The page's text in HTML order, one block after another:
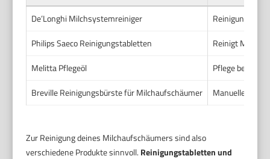
De’Longhi Milchsystemreiniger
Reinigung von
Philips Saeco Reinigungstabletten
Reinigt
Melitta Pflegeöl
Pflege
Breville Reinigungsbürste für Milchaufschäumer
Manuelle
Zur Reinigung deines Milchaufschäumers sind also
verschiedene Produkte sinnvoll. Reinigungstabletten und